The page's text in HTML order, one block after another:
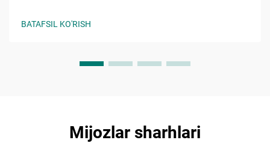
BATAFSIL KO'RISH
Mijozlar sharhlari